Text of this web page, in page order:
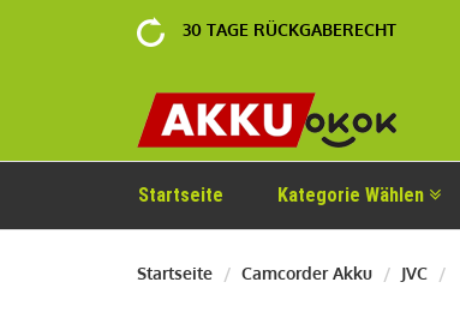
30 TAGE RÜCKGABERECHT
Startseite Kategorie Wählen
Startseite Camcorder Akku JVC